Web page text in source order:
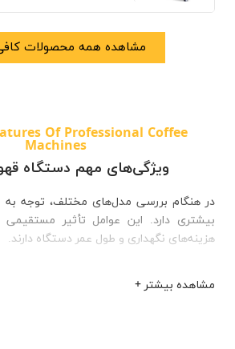
مشاهده همه محصولات
Of Professional Coffee
Machines
ویژگی‌های مهم دستگاه‌
در هنگام بررسی مدل‌های مختلف، توجه به
بیشتری دارد. این عوامل تأثیر
هزینه‌های نگهداری و طول عمر دستگاه دارند.
مشاهده بیشتر +